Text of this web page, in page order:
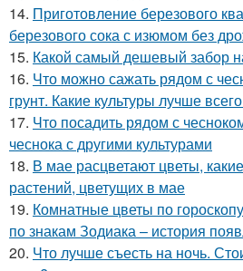
14. Приготовление березового
березового сока с изюмом без
15. Какой самый дешевый забор
16. Что можно сажать рядом с
грунт. Какие культуры лучше
17. Что посадить рядом с
чеснока с другими культурами
18. В мае расцветают цветы,
растений, цветущих в мае
19. Комнатные цветы по
по знакам Зодиака – история
20. Что лучше съесть на ночь.